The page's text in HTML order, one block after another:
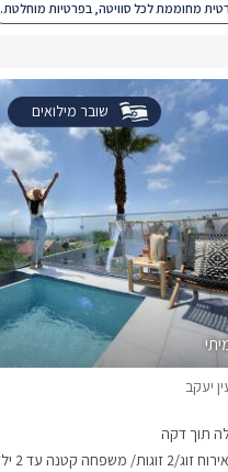
מחוממת לכל סוויטה, בפרטיות מוחלטת.
שובר מילואים
יעקב